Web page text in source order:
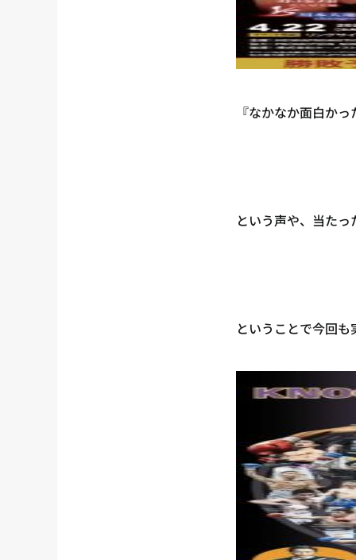
『なかなか面白か
という声や、当た
ということで今回も